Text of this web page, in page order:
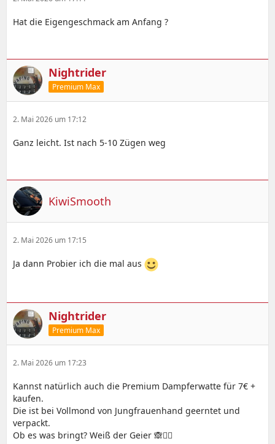
Hat die Eigengeschmack am Anfang ?
Nightrider
Premium Max
2. Mai 2026 um 17:12
Ganz leicht. Ist nach 5-10 Zügen weg
KiwiSmooth
2. Mai 2026 um 17:15
Ja dann Probier ich die mal aus
Nightrider
Premium Max
2. Mai 2026 um 17:23
Kannst natürlich auch die Premium Dampferwatte für 7€ +
kaufen.
Die ist bei Vollmond von Jungfrauenhand geerntet und
verpackt.
Ob es was bringt? Weiß der Geier 🙈🤷‍♂️